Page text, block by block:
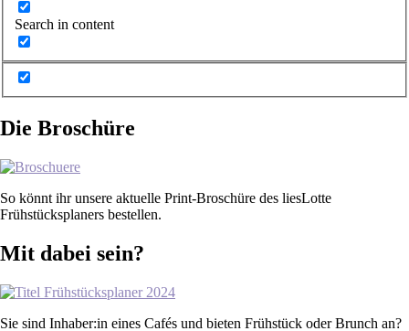
Search in content
Die Broschüre
So könnt ihr unsere aktuelle Print-Broschüre des liesLotte
Frühstücksplaners bestellen.
Mit dabei sein?
Sie sind Inhaber:in eines Cafés und bieten Frühstück oder Brunch an?